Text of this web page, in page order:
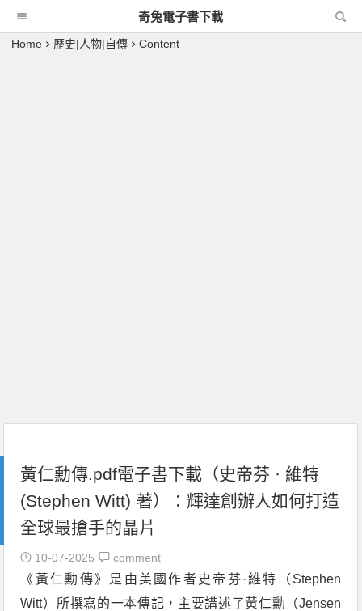
奇兔電子書下載
Home 歷史|人物|自傳 Content
黃仁勳傳.pdf電子書下載（史帝芬 · 維特
(Stephen Witt) 著）：輝達創辦人如何打造
全球最搶手的晶片
10-07-2025 comment
《黃仁勳傳》是由美國作者史帝芬·維特（Stephen
Witt）所撰寫的一本傳記，主要講述了黃仁勳（Jensen